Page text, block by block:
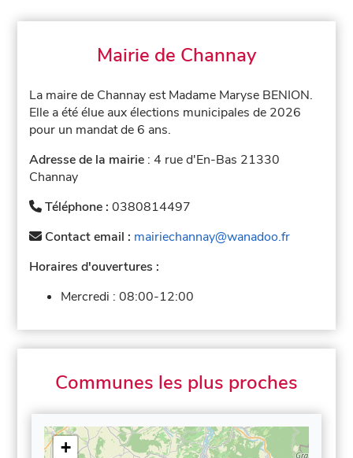
Mairie de Channay
La maire de Channay est Madame Maryse BENION.
Elle a été élue aux élections municipales de 2026
pour un mandat de 6 ans.
Adresse de la mairie : 4 rue d'En-Bas 21330
Channay
Téléphone :0380814497
Contact email : mairiechannay@wanadoo.fr
Horaires d'ouvertures :
Mercredi :08:00-12:00
Communes les plus proches
+